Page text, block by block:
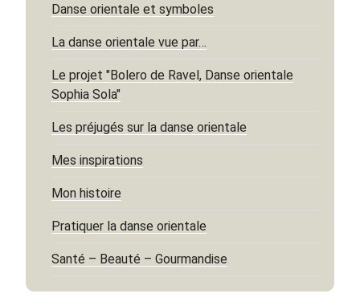
Danse orientale et symboles
La danse orientale vue par…
Le projet "Bolero de Ravel, Danse orientale
Sophia Sola"
Les préjugés sur la danse orientale
Mes inspirations
Mon histoire
Pratiquer la danse orientale
Santé – Beauté – Gourmandise